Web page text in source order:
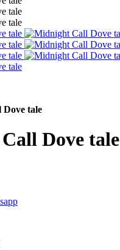
tale
Dove tale